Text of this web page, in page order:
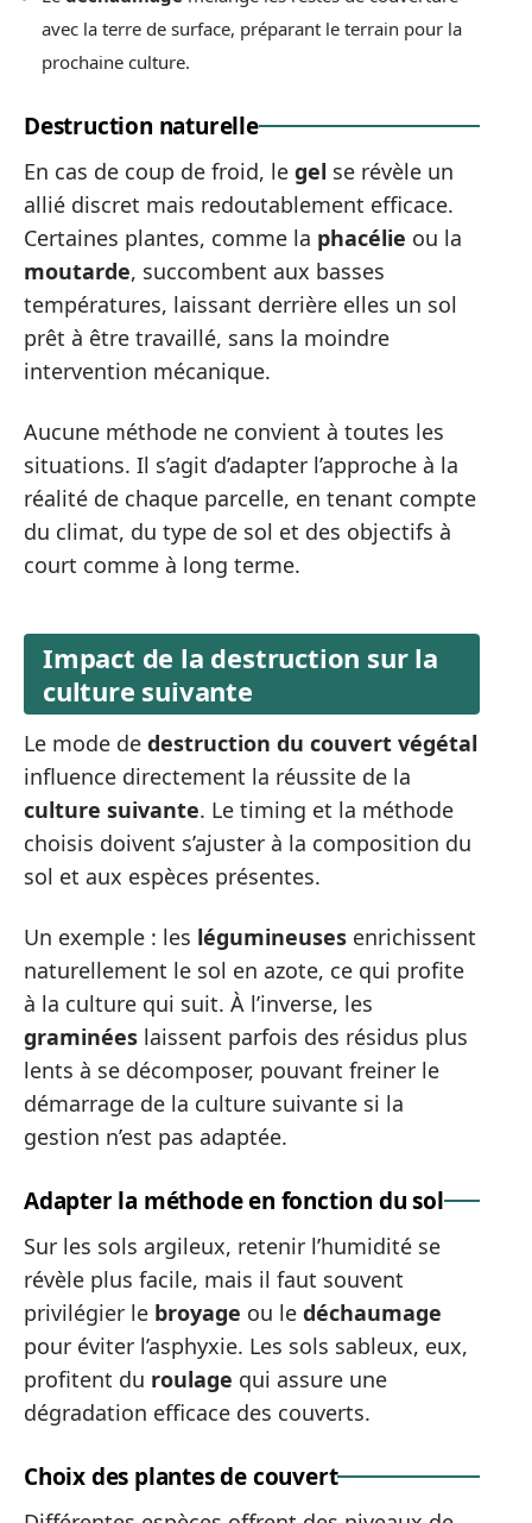
avec la terre de surface, préparant le terrain pour la
prochaine culture.
Destruction naturelle
En cas de coup de froid, le gel se révèle un
allié discret mais redoutablement efficace.
Certaines plantes, comme la phacélie ou la
moutarde, succombent aux basses
températures, laissant derrière elles un sol
prêt à être travaillé, sans la moindre
intervention mécanique.
Aucune méthode ne convient à toutes les
situations. Il s’agit d’adapter l’approche à la
réalité de chaque parcelle, en tenant compte
du climat, du type de sol et des objectifs à
court comme à long terme.
Impact de la destruction sur la
culture suivante
Le mode de destruction du couvert végétal
influence directement la réussite de la
culture suivante. Le timing et la méthode
choisis doivent s’ajuster à la composition du
sol et aux espèces présentes.
Un exemple : les légumineuses enrichissent
naturellement le sol en azote, ce qui profite
à la culture qui suit. À l’inverse, les
graminées laissent parfois des résidus plus
lents à se décomposer, pouvant freiner le
démarrage de la culture suivante si la
gestion n’est pas adaptée.
Adapter la méthode en fonction du sol
Sur les sols argileux, retenir l’humidité se
révèle plus facile, mais il faut souvent
privilégier le broyage ou le déchaumage
pour éviter l’asphyxie. Les sols sableux, eux,
profitent du roulage qui assure une
dégradation efficace des couverts.
Choix des plantes de couvert